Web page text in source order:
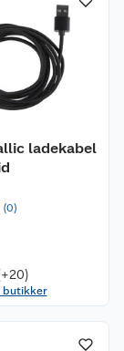
ladekabel
(0)
butikker